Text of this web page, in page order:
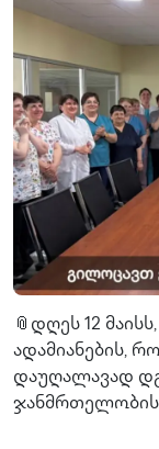
📎დღეს 12
ადამიანების,
დაუღალავად